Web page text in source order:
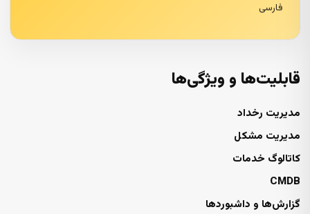
فارسی
قابلیت‌ها و ویژگی‌ها
مدیریت رخداد
مدیریت مشکل
کاتالوگ خدمات
CMDB
گزارش‌ها و داشبوردها